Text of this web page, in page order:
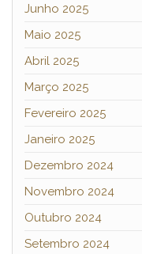
Junho 2025
Maio 2025
Abril 2025
Março 2025
Fevereiro 2025
Janeiro 2025
Dezembro 2024
Novembro 2024
Outubro 2024
Setembro 2024